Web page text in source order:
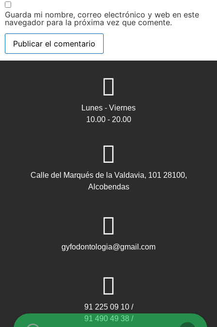
Guarda mi nombre, correo electrónico y web en este
navegador para la próxima vez que comente.
Lunes - Viernes
10.00 - 20.00
Calle del Marqués de la Valdavia, 101 28100,
Alcobendas
gyfodontologia@gmail.com
91 225 09 10 /
91 490 49 38 /